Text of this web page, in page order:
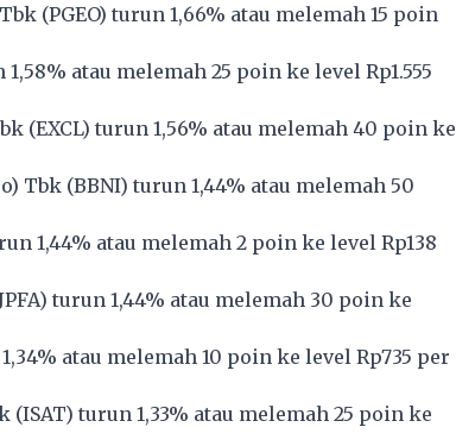
(PGEO) turun 1,66% atau melemah 15 poin
atau melemah 25 poin ke level Rp1.555
(EXCL) turun 1,56% atau melemah 40 poin ke
Tbk (BBNI) turun 1,44% atau melemah 50
1,44% atau melemah 2 poin ke level Rp138
) turun 1,44% atau melemah 30 poin ke
atau melemah 10 poin ke level Rp735 per
(ISAT) turun 1,33% atau melemah 25 poin ke